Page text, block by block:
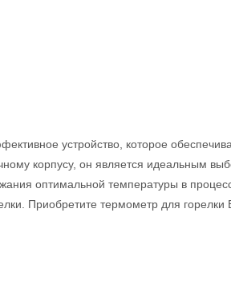
устройство, которое
корпусу, он является идеальным
оптимальной температуры в
Приобретите термометр для